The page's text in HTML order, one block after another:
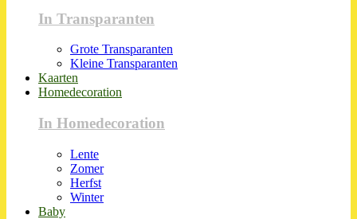
In Transparanten
Grote Transparanten
Kleine Transparanten
Kaarten
Homedecoration
In Homedecoration
Lente
Zomer
Herfst
Winter
Baby